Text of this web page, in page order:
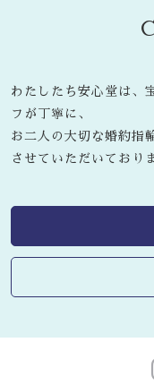
わたしたち安心堂は、
フが丁寧に、
お二人の大切な婚約指
させていただいており